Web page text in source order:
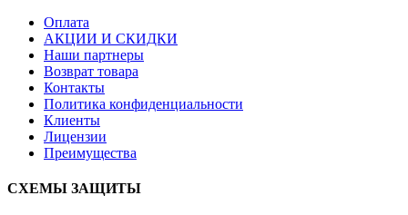
Оплата
АКЦИИ И СКИДКИ
Наши партнеры
Возврат товара
Контакты
Политика конфиденциальности
Клиенты
Лицензии
Преимущества
СХЕМЫ ЗАЩИТЫ